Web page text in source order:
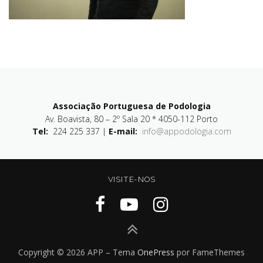
Associação Portuguesa de Podologia
Av. Boavista, 80 – 2º Sala 20 * 4050-112 Porto
Tel: 224 225 337 | E-mail: info@appodologia.com
VISITE-NOS
Copyright © 2026 APP – Tema OnePress por FameThemes